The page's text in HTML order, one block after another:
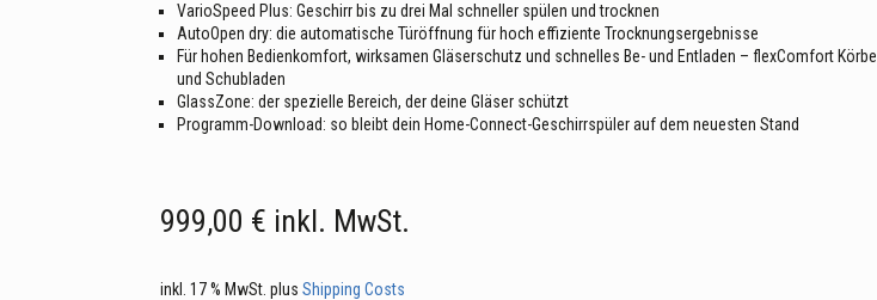
VarioSpeed Plus: Geschirr bis zu drei Mal schneller spülen und trocknen
AutoOpen dry: die automatische Türöffnung für hoch effiziente Trocknungsergebnisse
Für hohen Bedienkomfort, wirksamen Gläserschutz und schnelles Be- und Entladen – flexComfort Körbe
und Schubladen
GlassZone: der spezielle Bereich, der deine Gläser schützt
Programm-Download: so bleibt dein Home-Connect-Geschirrspüler auf dem neuesten Stand
999,00 € inkl. MwSt.
inkl. 17 % MwSt. plusShipping Costs